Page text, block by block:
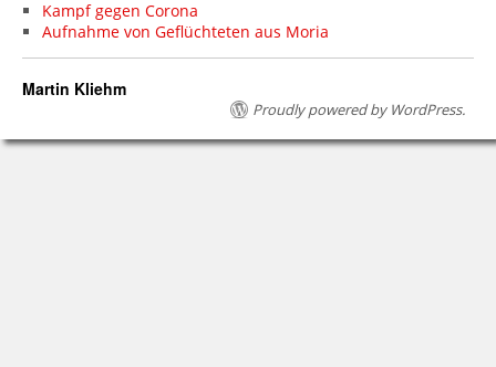
Kampf gegen Corona
Aufnahme von Geflüchteten aus Moria
Martin Kliehm
Proudly powered by WordPress.